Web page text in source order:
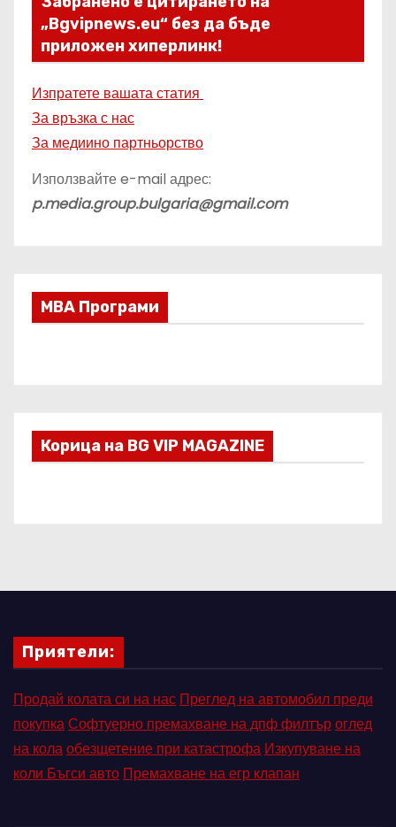
„Bgvipnews.eu“ без да бъде
приложен хиперлинк!
Изпратете вашата статия
За връзка с нас
За медиино партньорство
Използвайте e-mail адрес:
p.media.group.bulgaria@gmail.com
МВА Програми
Корица на BG VIP MAGAZINE
Приятели:
Продай колата си на нас Преглед на автомобил преди
покупкаСофтуерно премахване на дпф филтъроглед
на колаобезщетение при катастрофа Изкупуване на
коли Бъгси авто Премахване на егр клапан